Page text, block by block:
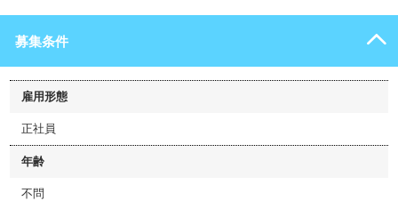
募集条件
雇用形態
正社員
年齢
不問